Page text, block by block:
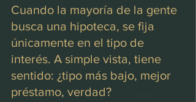
Cuando la mayoría de la gente
busca una hipoteca, se fija
únicamente en el tipo de
interés. A simple vista, tiene
sentido: ¿tipo más bajo, mejor
préstamo, verdad?